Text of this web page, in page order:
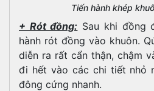
Tiến hành khép
+ Rót đồng: Sau khi đồng
hành rót đồng vào khuôn.
diễn ra rất cẩn thận, chậm
đi hết vào các chi tiết nhỏ
đông cứng nhanh.